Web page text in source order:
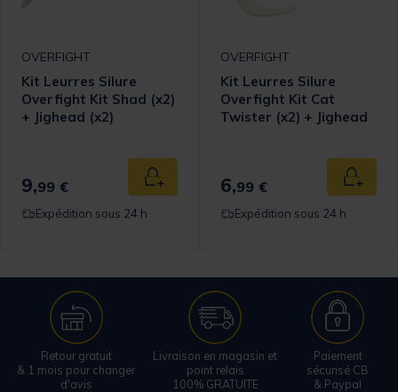
OVERFIGHT
Kit Leurres Silure
Overfight Kit Shad (x2)
+ Jighead (x2)
9,99 € Ajouter au panier
Expédition sous 24 h
OVERFIGHT
Kit Leurres Silure
Overfight Kit Cat
Twister (x2) + Jighead
6,99 €
Expédition sous 24 h
Retour gratuit
& 1 mois pour changer
d'avis
Livraison en magasin et
point relais
100% GRATUITE
Paiement
sécurisé CB
& Paypal